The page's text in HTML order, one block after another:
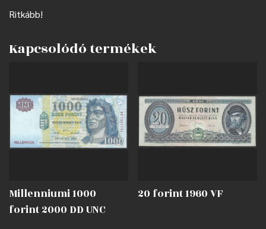
Ritkább!
Kapcsolódó termékek
Millenniumi 1000
forint 2000 DD UNC
20 forint 1960 VF